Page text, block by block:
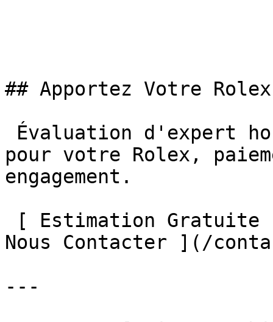
## Apportez Votre Rolex
pour votre Rolex,
engagement.
Nous Contacter ](/
---